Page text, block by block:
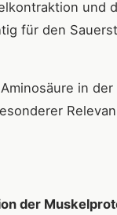
und
für den
in
der